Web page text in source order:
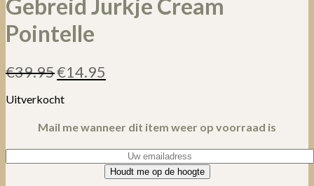
Gebreid Jurkje Cream
Pointelle
€39.95Oorspronkelijke
prijs
was:
€39.95.
€14.95
prijs
Uitverkocht
Mail me wanneer dit item weer op voorraad is
Houdt me op de hoogte